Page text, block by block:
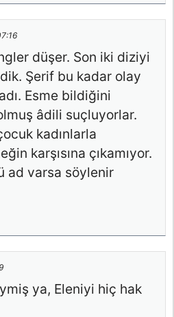
düşer. Son iki diziyi
Şerif bu kadar olay
Esme bildiğini
âdili suçluyorlar.
kadınlarla
karşısına çıkamıyor.
ad varsa söylenir
ya, Eleniyi hiç hak